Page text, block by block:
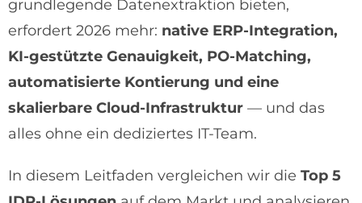
grundlegende Datenextraktion bieten,
erfordert 2026 mehr: native ERP-Integration,
KI-gestützte Genauigkeit, PO-Matching,
automatisierte Kontierung und eine
skalierbare Cloud-Infrastruktur — und das
alles ohne ein dediziertes IT-Team.
In diesem Leitfaden vergleichen wir die Top 5